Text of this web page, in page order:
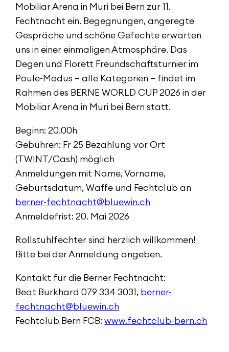
Mobiliar Arena in Muri bei Bern zur 11.
Fechtnacht ein. Begegnungen, angeregte
Gespräche und schöne Gefechte erwarten
uns in einer einmaligen Atmosphäre. Das
Degen und Florett Freundschaftsturnier im
Poule-Modus – alle Kategorien – findet im
Rahmen des BERNE WORLD CUP 2026 in der
Mobiliar Arena in Muri bei Bern statt.
Beginn: 20.00h
Gebühren: Fr 25 Bezahlung vor Ort
(TWINT/Cash) möglich
Anmeldungen mit Name, Vorname,
Geburtsdatum, Waffe und Fechtclub an
berner-fechtnacht@bluewin.ch
Anmeldefrist: 20. Mai 2026
Rollstuhlfechter sind herzlich willkommen!
Bitte bei der Anmeldung angeben.
Kontakt für die Berner Fechtnacht:
Beat Burkhard 079 334 3031, berner-
fechtnacht@bluewin.ch
Fechtclub Bern FCB:www.fechtclub-bern.ch